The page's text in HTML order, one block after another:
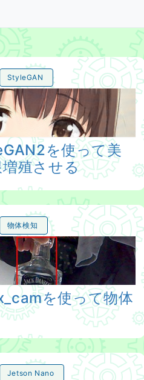
StyleGAN
って美少女キャラを無限増
を使って美
殖させる
物体検知
って物体検知する
を使って物体
Jetson Nano